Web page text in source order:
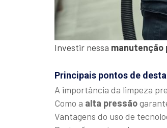
Investir nessa manutenção
Principais pontos de
A importância da limpeza
Como a alta pressão
Vantagens do uso de